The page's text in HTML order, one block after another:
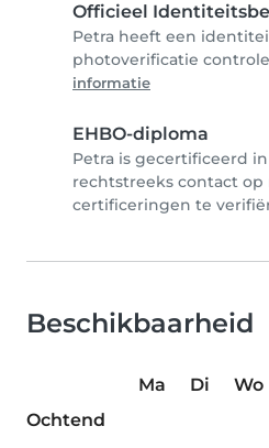
Officieel
Petra heeft een
photoverificatie
informatie
EHBO-diploma
Petra is gecertificeerd
rechtstreeks contact op
certificeringen te
Beschikbaarheid
Ma Di Wo
Ochtend